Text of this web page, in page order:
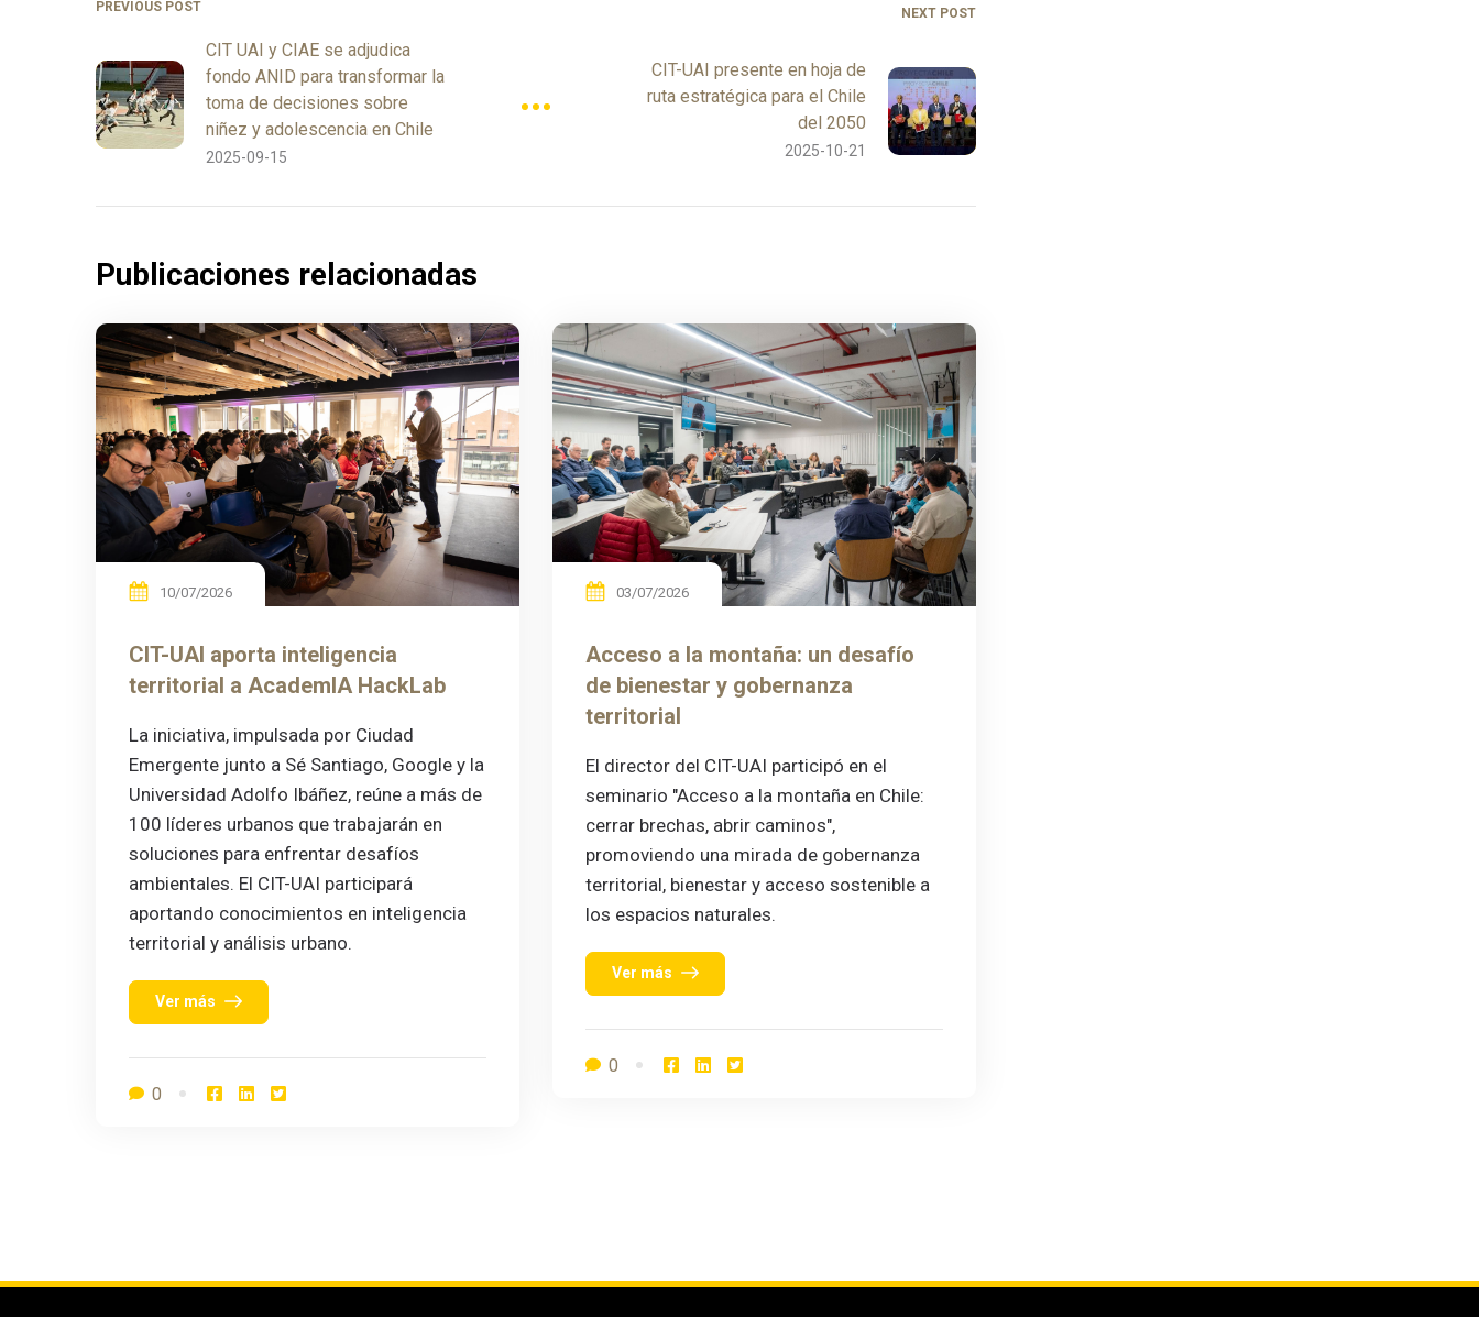
PREVIOUS POST
CIT UAI y CIAE se adjudica
fondo ANID para transformar la
toma de decisiones sobre
niñez y adolescencia en Chile
2025-09-15
NEXT POST
CIT-UAI presente en hoja de
ruta estratégica para el Chile
del 2050
2025-10-21
Publicaciones relacionadas
10/07/2026
CIT-UAI aporta inteligencia
territorial a AcademIA HackLab
La iniciativa, impulsada por Ciudad
Emergente junto a Sé Santiago, Google y la
Universidad Adolfo Ibáñez, reúne a más de
100 líderes urbanos que trabajarán en
soluciones para enfrentar desafíos
ambientales. El CIT-UAI participará
aportando conocimientos en inteligencia
territorial y análisis urbano.
Ver más
0
03/07/2026
Acceso a la montaña: un desafío
de bienestar y gobernanza
territorial
El director del CIT-UAI participó en el
seminario "Acceso a la montaña en Chile:
cerrar brechas, abrir caminos",
promoviendo una mirada de gobernanza
territorial, bienestar y acceso sostenible a
los espacios naturales.
Ver más
0